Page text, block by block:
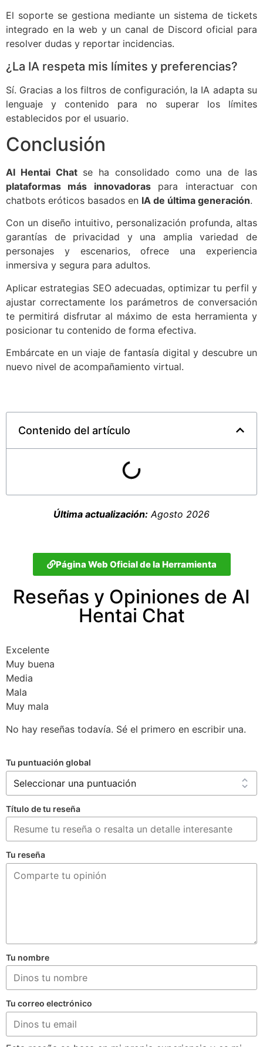
El soporte se gestiona mediante un sistema de tickets
integrado en la web y un canal de Discord oficial para
resolver dudas y reportar incidencias.
¿La IA respeta mis límites y preferencias?
Sí. Gracias a los filtros de configuración, la IA adapta su
lenguaje y contenido para no superar los límites
establecidos por el usuario.
Conclusión
AI Hentai Chatse ha consolidado como una de las
plataformas más innovadoraspara interactuar con
chatbots eróticos basados en IA de última generación.
Con un diseño intuitivo, personalización profunda, altas
garantías de privacidad y una amplia variedad de
personajes y escenarios, ofrece una experiencia
inmersiva y segura para adultos.
Aplicar estrategias SEO adecuadas, optimizar tu perfil y
ajustar correctamente los parámetros de conversación
te permitirá disfrutar al máximo de esta herramienta y
posicionar tu contenido de forma efectiva.
Embárcate en un viaje de fantasía digital y descubre un
nuevo nivel de acompañamiento virtual.
Contenido del artículo
Última actualización: Agosto 2026
Página Web Oficial de la Herramienta
Reseñas y Opiniones de AI
Hentai Chat
Excelente
Muy buena
Media
Mala
Muy mala
No hay reseñas todavía. Sé el primero en escribir una.
Tu puntuación global
Título de tu reseña
Tu reseña
Tu nombre
Tu correo electrónico